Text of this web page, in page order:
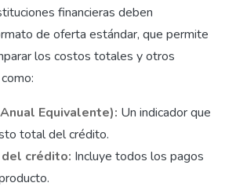
financieras deben
de oferta estándar, que permite
los costos totales y otros
Equivalente): Un indicador que
total del crédito.
crédito: Incluye todos los pagos